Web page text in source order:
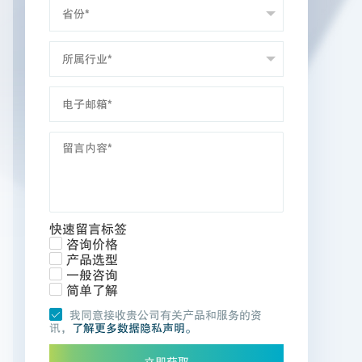
快速留言标签
咨询价格
产品选型
一般咨询
简单了解
我同意接收贵公司有关产品和服务的资
讯， 了解更多数据隐私声明。